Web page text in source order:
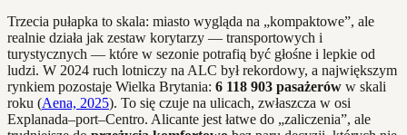
Trzecia pułapka to skala: miasto wygląda na „kompaktowe”, ale
realnie działa jak zestaw korytarzy — transportowych i
turystycznych — które w sezonie potrafią być głośne i lepkie od
ludzi. W 2024 ruch lotniczy na ALC był rekordowy, a największym
rynkiem pozostaje Wielka Brytania: 6 118 903 pasażerów w skali
roku (Aena, 2025). To się czuje na ulicach, zwłaszcza w osi
Explanada–port–Centro. Alicante jest łatwe do „zaliczenia”, ale